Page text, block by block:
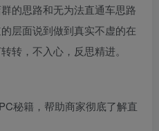
的思路和无为法直通车思路
层面说到做到真实不虚的在
转，不入心，反思精进。